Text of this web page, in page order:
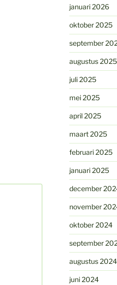
januari 2026
oktober 2025
september
augustus 2025
juli 2025
mei 2025
april 2025
maart 2025
februari 2025
januari 2025
december
november
oktober 2024
september
augustus 2024
juni 2024